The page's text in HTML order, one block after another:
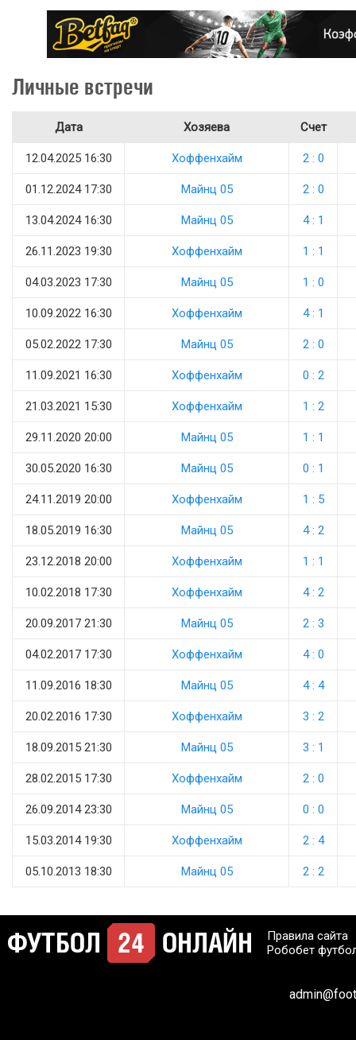
Личные встречи
Дата Хозяева Счет
12.04.2025 16:30 Хоффенхайм 2 : 0
01.12.2024 17:30 Майнц 05 2 : 0
13.04.2024 16:30 Майнц 05 4 : 1
26.11.2023 19:30 Хоффенхайм 1 : 1
04.03.2023 17:30 Майнц 05 1 : 0
10.09.2022 16:30 Хоффенхайм 4 : 1
05.02.2022 17:30 Майнц 05 2 : 0
11.09.2021 16:30 Хоффенхайм 0 : 2
21.03.2021 15:30 Хоффенхайм 1 : 2
29.11.2020 20:00 Майнц 05 1 : 1
30.05.2020 16:30 Майнц 05 0 : 1
24.11.2019 20:00 Хоффенхайм 1 : 5
18.05.2019 16:30 Майнц 05 4 : 2
23.12.2018 20:00 Хоффенхайм 1 : 1
10.02.2018 17:30 Хоффенхайм 4 : 2
20.09.2017 21:30 Майнц 05 2 : 3
04.02.2017 17:30 Хоффенхайм 4 : 0
11.09.2016 18:30 Майнц 05 4 : 4
20.02.2016 17:30 Хоффенхайм 3 : 2
18.09.2015 21:30 Майнц 05 3 : 1
28.02.2015 17:30 Хоффенхайм 2 : 0
26.09.2014 23:30 Майнц 05 0 : 0
15.03.2014 19:30 Хоффенхайм 2 : 4
05.10.2013 18:30 Майнц 05 2 : 2
Правила сайта
Робобет